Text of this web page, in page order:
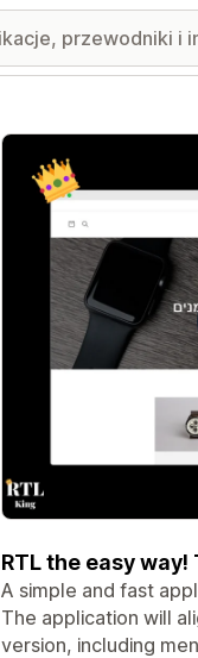
Wyróżnione obrazy w
RTL the easy
A simple and fast
The application will
version, including